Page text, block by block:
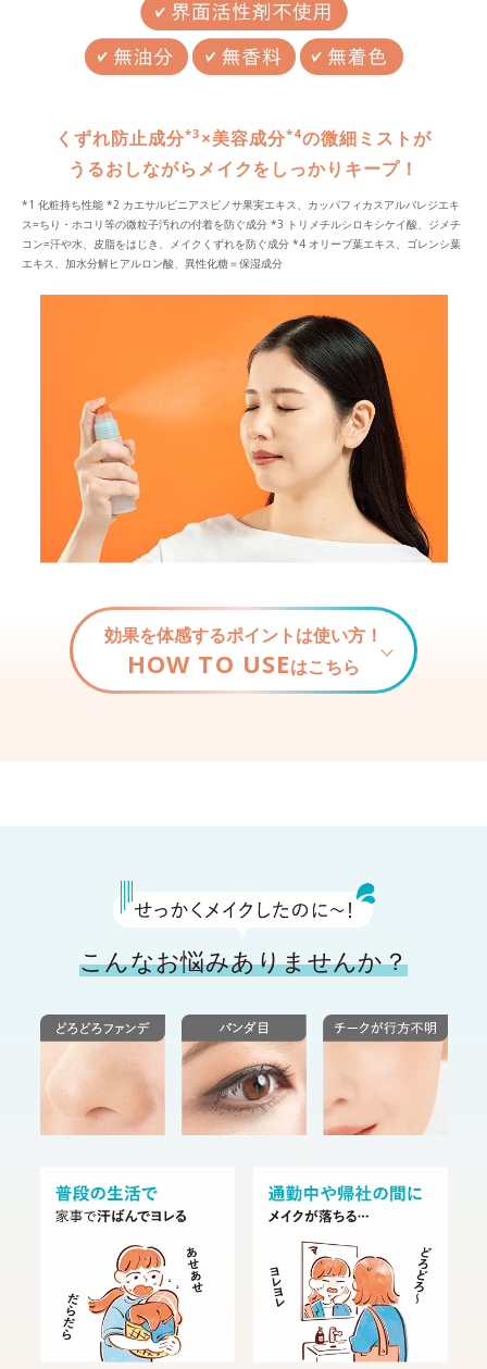
くずれ防止成分*3 ×美容成分*4の微細ミストが
うるおしながらメイクをしっかりキープ！
*1 化粧持ち性能 *2 カエサルピニアスピノサ果実エキス、カッパフィカスアルバレジエキ
ス=ちり・ホコリ等の微粒子汚れの付着を防ぐ成分 *3 トリメチルシロキシケイ酸、ジメチ
コン=汗や水、皮脂をはじき、メイクくずれを防ぐ成分 *4 オリーブ葉エキス、ゴレンシ葉
エキス、加水分解ヒアルロン酸、異性化糖＝保湿成分
効果を体感するポイントは使い方！
HOW TO USEはこちら
こんなお悩みありませんか？